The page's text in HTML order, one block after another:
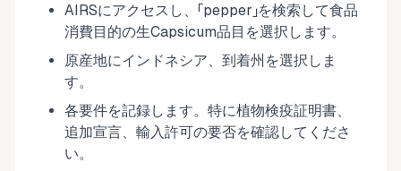
AIRSにアクセスし、「pepper」を検索して食品
消費目的の生Capsicum品目を選択します。
原産地にインドネシア、到着州を選択しま
す。
各要件を記録します。特に植物検疫証明書、
追加宣言、輸入許可の要否を確認してくださ
い。